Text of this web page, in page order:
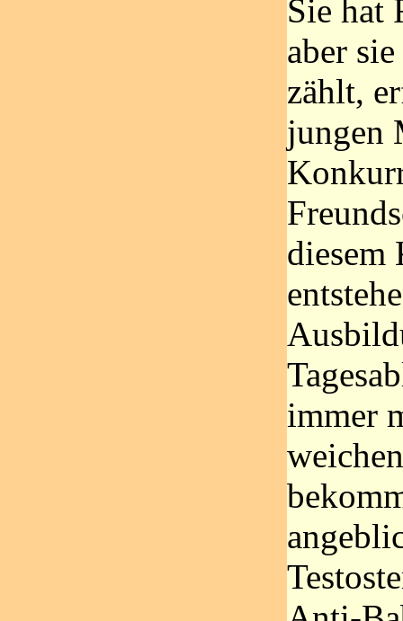
Sie hat
aber
zählt,
jungen
diesem
immer